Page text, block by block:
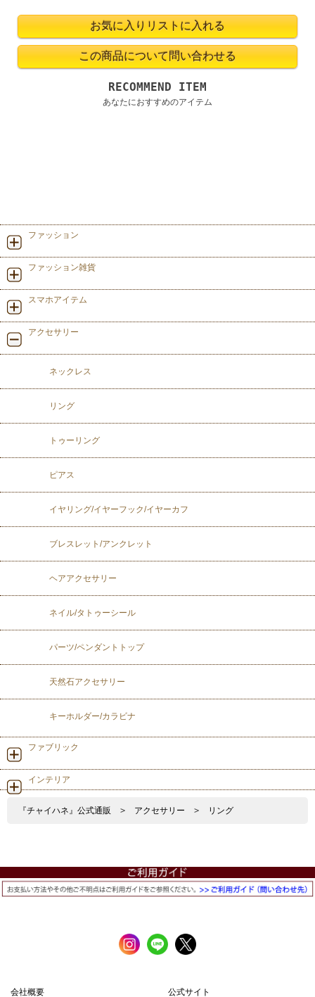
RECOMMEND ITEM
あなたにおすすめのアイテム
ファッション
ファッション雑貨
スマホアイテム
アクセサリー
ネックレス
リング
トゥーリング
ピアス
イヤリング/イヤーフック/イヤーカフ
ブレスレット/アンクレット
ヘアアクセサリー
ネイル/タトゥーシール
パーツ/ペンダントトップ
天然石アクセサリー
キーホルダー/カラビナ
ファブリック
インテリア
『チャイハネ』公式通販 > アクセサリー > リング
会社概要 公式サイト